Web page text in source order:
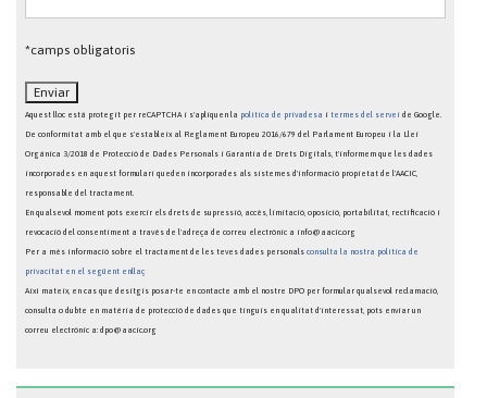
*camps obligatoris
Aquest lloc està protegit per reCAPTCHA i s'apliquen la política de privadesa i termes del servei de Google.
De conformitat amb el que s'estableix al Reglament Europeu 2016/679 del Parlament Europeu i la Llei
Orgànica 3/2018 de Protecció de Dades Personals i Garantia de Drets Digitals, t'informem que les dades
incorporades en aquest formulari queden incorporades als sistemes d'informació propietat de l'AACIC,
responsable del tractament.
En qualsevol moment pots exercir els drets de supressió, accés, limitació, oposició, portabilitat, rectificació i
revocació del consentiment a través de l'adreça de correu electrònic a info@aacic.org
Per a més informació sobre el tractament de les teves dades personals consulta la nostra política de
privacitat en el següent enllaç
Així mateix, en cas que desitgis posar-te en contacte amb el nostre DPO per formular qualsevol reclamació,
consulta o dubte en matèria de protecció de dades que tinguis en qualitat d'interessat, pots enviar un
correu electrònic a: dpo@aacic.org